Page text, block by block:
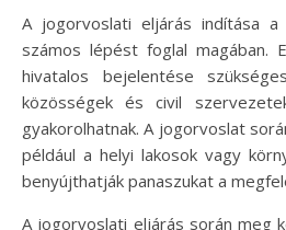
A jogorvoslati eljárás indítása a
számos lépést foglal magában.
hivatalos bejelentése
közösségek és civil
gyakorolhatnak. A jogorvoslat
például a helyi lakosok vagy
benyújthatják panaszukat a
A jogorvoslati eljárás során meg